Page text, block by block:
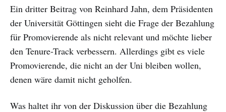
Ein dritter Beitrag von Reinhard Jahn, dem Präsidenten
der Universität Göttingen sieht die Frage der Bezahlung
für Promovierende als nicht relevant und möchte lieber
den Tenure-Track verbessern. Allerdings gibt es viele
Promovierende, die nicht an der Uni bleiben wollen,
denen wäre damit nicht geholfen.
Was haltet ihr von der Diskussion über die Bezahlung